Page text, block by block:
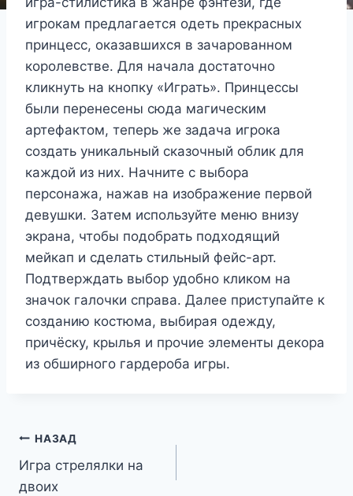
игрокам предлагается одеть прекрасных
принцесс, оказавшихся в зачарованном
королевстве. Для начала достаточно
кликнуть на кнопку «Играть». Принцессы
были перенесены сюда магическим
артефактом, теперь же задача игрока
создать уникальный сказочный облик для
каждой из них. Начните с выбора
персонажа, нажав на изображение первой
девушки. Затем используйте меню внизу
экрана, чтобы подобрать подходящий
мейкап и сделать стильный фейс-арт.
Подтверждать выбор удобно кликом на
значок галочки справа. Далее приступайте к
созданию костюма, выбирая одежду,
причёску, крылья и прочие элементы декора
из обширного гардероба игры.
Навигация
по
НАЗАД
Игра стрелялки на
двоих